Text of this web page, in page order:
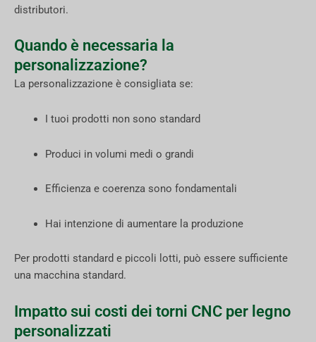
distributori.
Quando è necessaria la
personalizzazione?
La personalizzazione è consigliata se:
I tuoi prodotti non sono standard
Produci in volumi medi o grandi
Efficienza e coerenza sono fondamentali
Hai intenzione di aumentare la produzione
Per prodotti standard e piccoli lotti, può essere sufficiente
una macchina standard.
Impatto sui costi dei torni CNC per legno
personalizzati